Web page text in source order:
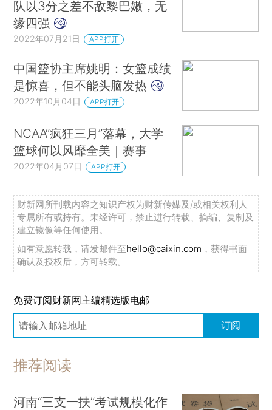
队以3分之差不敌黎巴嫩，无
缘四强
2022年07月21日 APP打开
中国篮协主席姚明：女篮成绩
是惊喜，但不能头脑发热
2022年10月04日 APP打开
NCAA“疯狂三月”落幕，大学
篮球何以风靡全美｜赛事
2022年04月07日 APP打开
财新网所刊载内容之知识产权为财新传媒及/或相关权利人
专属所有或持有。未经许可，禁止进行转载、摘编、复制及
建立镜像等任何使用。
如有意愿转载，请发邮件至hello@caixin.com ，获得书面
确认及授权后，方可转载。
免费订阅财新网主编精选版电邮
订阅
推荐阅读
河南“三支一扶”考试规模化作